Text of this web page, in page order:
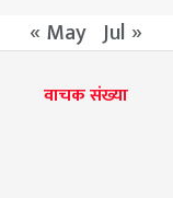
« May Jul »
वाचक संख्या